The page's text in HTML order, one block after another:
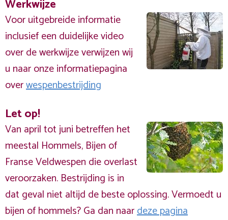
Werkwijze
Voor uitgebreide informatie
inclusief een duidelijke video
over de werkwijze verwijzen wij
u naar onze informatiepagina
overwespenbestrijding
Let op!
Van april tot juni betreffen het
meestal Hommels, Bijen of
Franse Veldwespen die overlast
veroorzaken. Bestrijding is in
dat geval niet altijd de beste oplossing. Vermoedt u
bijen of hommels? Ga dan naardeze pagina